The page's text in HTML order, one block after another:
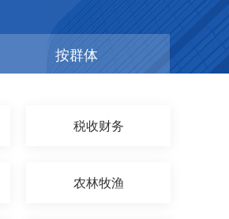
按群体
税收财务
农林牧渔